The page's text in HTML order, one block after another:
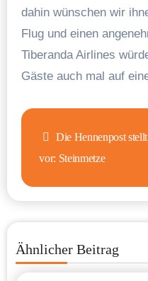
dahin wünschen wir
Flug und einen
Tiberanda Airlines
Gäste auch mal auf
Die Hennenpost stellt
vor: Steinmetze
Ähnlicher Beitrag